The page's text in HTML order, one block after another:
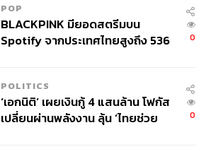
POP
BLACKPINK มียอดสตรีมบน
Spotify จากประเทศไทยสูงถึง 536
0
POLITICS
‘เอกนิติ’ เผยเงินกู้ 4 แสนล้าน โฟกัส
เปลี่ยนผ่านพลังงาน ลุ้น ‘ไทยช่วย
0